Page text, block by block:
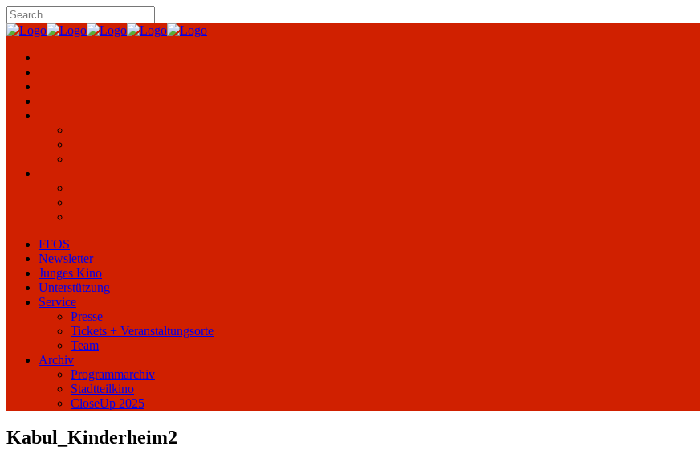
FFOS
Newsletter
Junges Kino
Unterstützung
Service
Presse
Tickets + Veranstaltungsorte
Team
Archiv
Programmarchiv
Stadtteilkino
CloseUp 2025
Kabul_Kinderheim2